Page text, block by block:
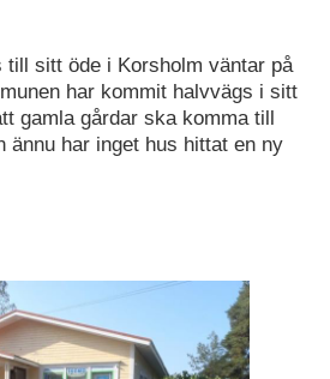
till sitt öde i Korsholm väntar på
har kommit halvvägs i sitt
gamla gårdar ska komma till
ännu har inget hus hittat en ny